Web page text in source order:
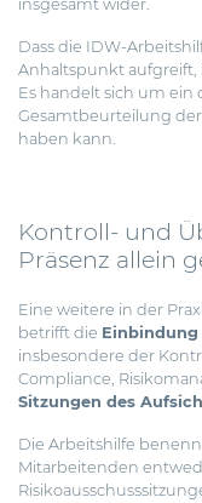
insgesamt wider.
Dass die IDW-
Anhaltspunkt aufgreift,
Es handelt sich um ein
Gesamtbeurteilung
haben kann.
Kontroll- und
Präsenz allein
Eine weitere in der
betrifft die
insbesondere der
Compliance,
Sitzungen des
Die Arbeitshilfe
Mitarbeitenden